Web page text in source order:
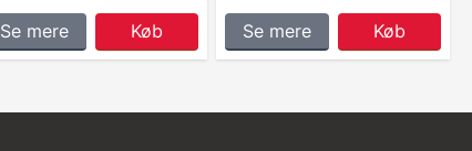
Se mere Køb Se mere Køb